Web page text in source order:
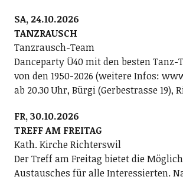
SA, 24.10.2026
TANZRAUSCH
Tanzrausch-Team
Danceparty Ü40 mit den besten Tanz-
von den 1950-2026 (weitere Infos:
ab 20.30 Uhr, Bürgi (Gerbestrasse 19),
FR, 30.10.2026
TREFF AM FREITAG
Kath. Kirche Richterswil
Der Treff am Freitag bietet die
Austausches für alle Interessierten.